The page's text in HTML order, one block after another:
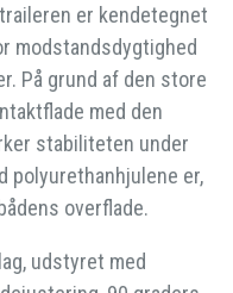
er kendetegnet
modstandsdygtighed
På grund af den store
med den
stabiliteten under
polyurethanhjulene er,
overflade.
udstyret med